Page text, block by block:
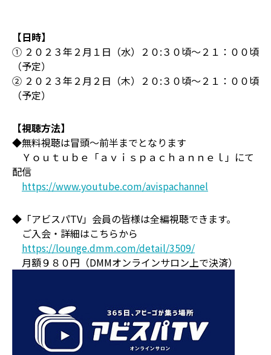
【日時】
① ２０２３年２月１日（水）２０:３０頃～２１：００頃
（予定）
② ２０２３年２月２日（木）２０:３０頃～２１：００頃
（予定）
【視聴方法】
◆無料視聴は冒頭～前半までとなります
Ｙｏｕｔｕｂｅ「ａｖｉｓｐａｃｈａｎｎｅｌ」にて
配信
https://www.youtube.com/avispachannel
◆「アビスパTV」会員の皆様は全編視聴できます。
ご入会・詳細はこちらから
https://lounge.dmm.com/detail/3509/
月額９８０円（DMMオンラインサロン上で決済）